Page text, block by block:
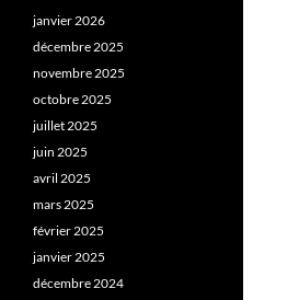
janvier 2026
décembre 2025
novembre 2025
octobre 2025
juillet 2025
juin 2025
avril 2025
mars 2025
février 2025
janvier 2025
décembre 2024